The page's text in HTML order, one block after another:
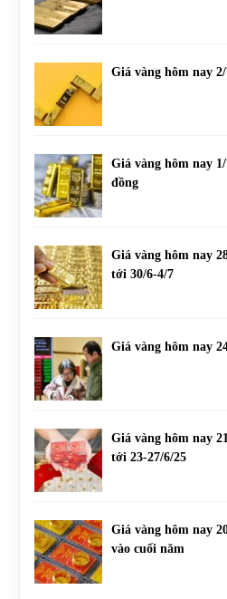
Giá vàng hôm nay
Giá vàng hôm nay
đồng
Giá vàng hôm nay
tới 30/6-4/7
Giá vàng hôm nay
Giá vàng hôm nay
tới 23-27/6/25
Giá vàng hôm nay
vào cuối năm